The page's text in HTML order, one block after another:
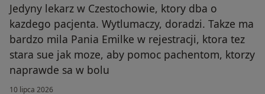
Jedyny lekarz w Czestochowie, ktory dba o
kazdego pacjenta. Wytlumaczy, doradzi. Takze ma
bardzo mila Pania Emilke w rejestracji, ktora tez
stara sue jak moze, aby pomoc pachentom, ktorzy
naprawde sa w bolu
10 lipca 2026